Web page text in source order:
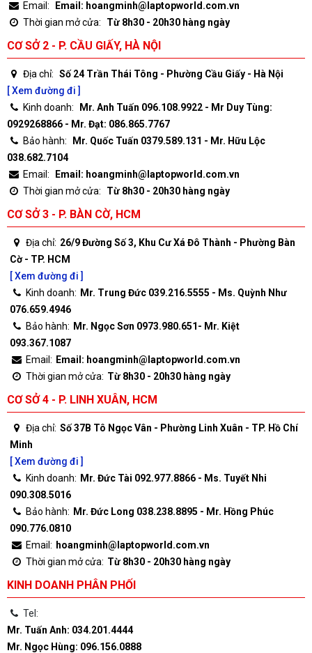
Email:
Email: hoangminh@laptopworld.com.vn
Thời gian mở cửa:
Từ 8h30 - 20h30 hàng ngày
CƠ SỞ 2 - P. CẦU GIẤY, HÀ NỘI
Địa chỉ: Số 24 Trần Thái Tông - Phường Cầu Giấy - Hà Nội
[ Xem đường đi ]
Kinh doanh:
Mr. Anh Tuấn 096.108.9922 - Mr Duy Tùng:
0929268866 - Mr. Đạt: 086.865.7767
Bảo hành:
Mr. Quốc Tuấn 0379.589.131 - Mr. Hữu Lộc
038.682.7104
Email:
Email: hoangminh@laptopworld.com.vn
Thời gian mở cửa:
Từ 8h30 - 20h30 hàng ngày
CƠ SỞ 3 - P. BÀN CỜ, HCM
Địa chỉ: 26/9 Đường Số 3, Khu Cư Xá Đô Thành - Phường Bàn
Cờ - TP. HCM
[ Xem đường đi ]
Kinh doanh: Mr. Trung Đức 039.216.5555 - Ms. Quỳnh Như
076.659.4946
Bảo hành: Mr. Ngọc Sơn 0973.980.651- Mr. Kiệt
093.367.1087
Email: Email: hoangminh@laptopworld.com.vn
Thời gian mở cửa: Từ 8h30 - 20h30 hàng ngày
CƠ SỞ 4 - P. LINH XUÂN, HCM
Địa chỉ: Số 37B Tô Ngọc Vân - Phường Linh Xuân - TP. Hồ Chí
Minh
[ Xem đường đi ]
Kinh doanh: Mr. Đức Tài 092.977.8866 - Ms. Tuyết Nhi
090.308.5016
Bảo hành: Mr. Đức Long 038.238.8895 - Mr. Hồng Phúc
090.776.0810
Email: hoangminh@laptopworld.com.vn
Thời gian mở cửa: Từ 8h30 - 20h30 hàng ngày
KINH DOANH PHÂN PHỐI
Tel:
Mr. Tuấn Anh: 034.201.4444
Mr. Ngọc Hùng: 096.156.0888